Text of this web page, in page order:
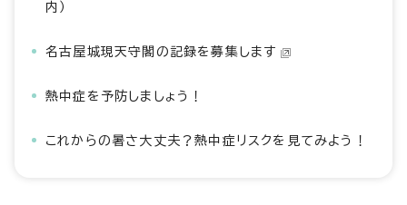
内）
名古屋城現天守閣の記録を募集します
熱中症を予防しましょう！
これからの暑さ大丈夫？熱中症リスクを見てみよう！